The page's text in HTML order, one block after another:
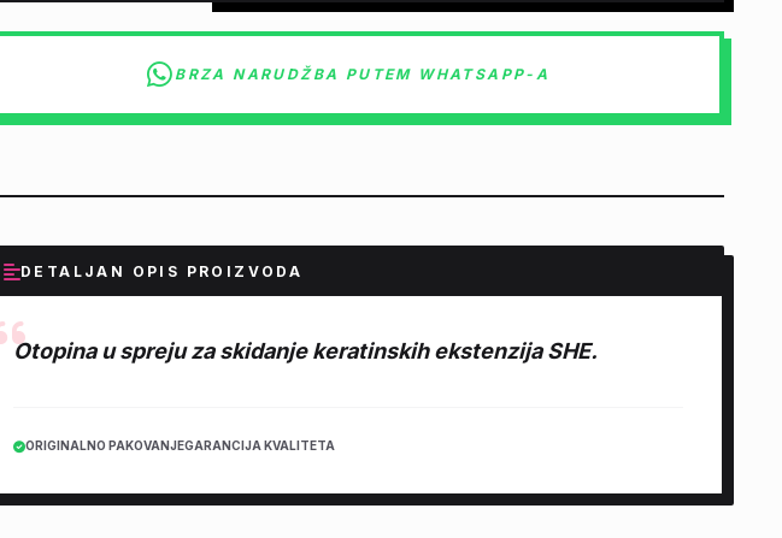
BRZA NARUDŽBA PUTEM WHATSAPP-A
DETALJAN OPIS PROIZVODA
Otopina u spreju za skidanje keratinskih ekstenzija SHE.
ORIGINALNO PAKOVANJEGARANCIJA KVALITETA